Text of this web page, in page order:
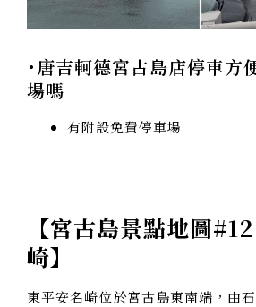
･唐吉軻德宮古島店停車方
場嗎
有附設免費停車場
【宮古島景點地圖
崎】
東平安名崎位於宮古島東南端，由